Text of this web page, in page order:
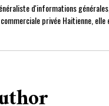
d'informations
privée Haitienne,